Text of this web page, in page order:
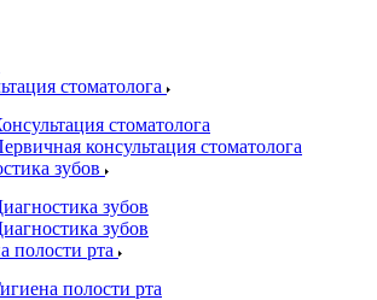
стоматолога
стоматолога
консультация стоматолога
зубов
зубов
зубов
полости рта
полости рта